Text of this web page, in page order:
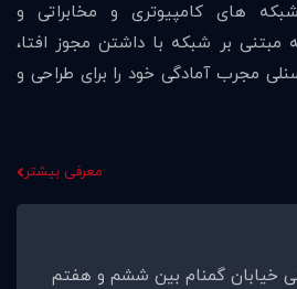
و مخابراتی و
با داشتن مجوز افتا،
خود را برای طراحی و
بین ششم و هفتم